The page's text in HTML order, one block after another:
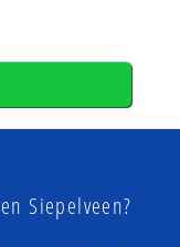
Siepelveen?